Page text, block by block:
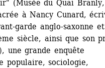
(Musée du Quai
à Nancy Cunard,
garde anglo-saxonne et
siècle, ainsi que son
une grande enquête
populaire, sociologie,